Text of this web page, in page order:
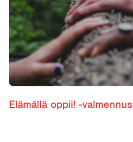
Elämällä oppii! -valmennus